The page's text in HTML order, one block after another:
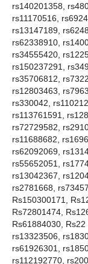
rs140201358,
rs11170516,
rs13147189,
rs62338910,
rs34555420,
rs150237291,
rs35706812,
rs12803463,
rs330042,
rs113761591,
rs72729582,
rs11688682,
rs62092069,
rs55652051,
rs13042367,
rs2781668,
Rs150300171,
Rs72801474,
Rs61884030,
rs13323506,
rs61926301,
rs112192770,